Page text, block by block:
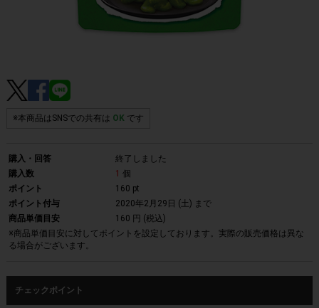
※本商品はSNSでの共有は OKです
購入・回答
終了しました
購入数
1 個
ポイント
160 pt
ポイント付与
2020年2月29日 (土) まで
商品単価目安
160 円 (税込)
※商品単価目安に対してポイントを設定しております。実際の販売価格は異な
る場合がございます。
チェックポイント